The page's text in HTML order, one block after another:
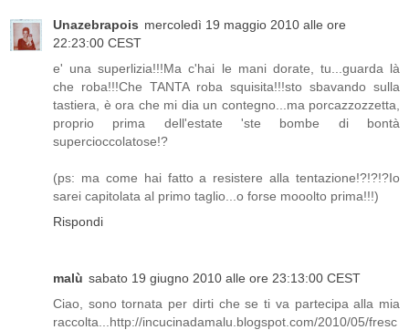
Unazebrapois mercoledì 19 maggio 2010 alle ore
22:23:00 CEST
e' una superlizia!!!Ma c'hai le mani dorate, tu...guarda là
che roba!!!Che TANTA roba squisita!!!sto sbavando sulla
tastiera, è ora che mi dia un contegno...ma porcazzozzetta,
proprio prima dell'estate 'ste bombe di bontà
supercioccolatose!?
(ps: ma come hai fatto a resistere alla tentazione!?!?!?Io
sarei capitolata al primo taglio...o forse mooolto prima!!!)
Rispondi
malù sabato 19 giugno 2010 alle ore 23:13:00 CEST
Ciao, sono tornata per dirti che se ti va partecipa alla mia
raccolta...http://incucinadamalu.blogspot.com/2010/05/fresc